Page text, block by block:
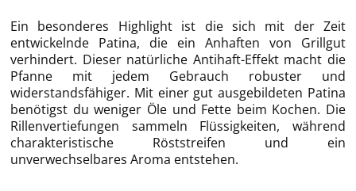
Ein besonderes Highlight ist die sich mit der Zeit
entwickelnde Patina, die ein Anhaften von Grillgut
verhindert. Dieser natürliche Antihaft-Effekt macht die
Pfanne mit jedem Gebrauch robuster und
widerstandsfähiger. Mit einer gut ausgebildeten Patina
benötigst du weniger Öle und Fette beim Kochen. Die
Rillenvertiefungen sammeln Flüssigkeiten, während
charakteristische Röststreifen und ein
unverwechselbares Aroma entstehen.